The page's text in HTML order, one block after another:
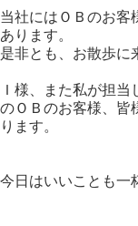
当社にはＯＢのお客
あります。
是非とも、お散歩に
Ｉ様、また私が担
のＯＢのお客様、皆
ります。
今日はいいことも一